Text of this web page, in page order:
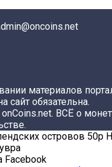
материалов
сайт обязательна.
ВСЁ о
островов 50р
Facebook